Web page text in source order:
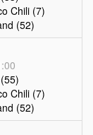
Chili (7)
(52)
Chili (7)
(52)